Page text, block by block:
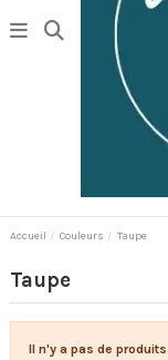
Accueil Couleurs Taupe
Taupe
Il n'y a pas de produits